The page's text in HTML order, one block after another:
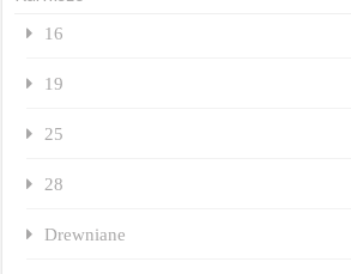
16
19
25
28
Drewniane